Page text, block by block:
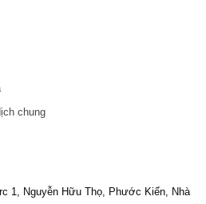
chung
1, Nguyễn Hữu Thọ, Phước Kiển, Nhà